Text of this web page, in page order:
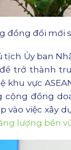
đổi mới
Ủy ban
để trở thành
vực
cộng đồng
vào việc xây
lượng bền